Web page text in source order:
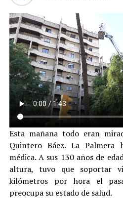
Esta mañana todo eran
Quintero Báez. La Palmera
médica. A sus 130 años de
altura, tuvo que soportar
kilómetros por hora el
preocupa su estado de salud.